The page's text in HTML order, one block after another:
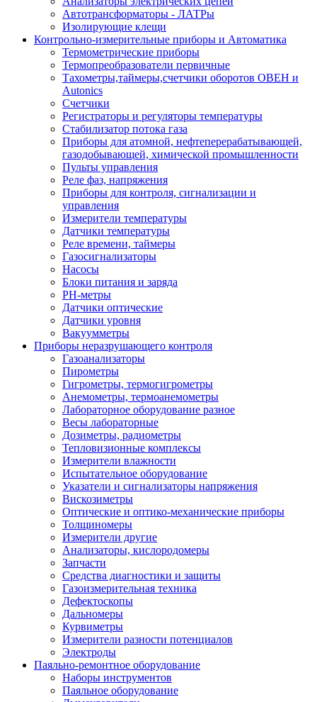
Автотрансформаторы - ЛАТРы
Изолирующие клещи
Контрольно-измерительные приборы и Автоматика
Термометрические приборы
Термопреобразователи первичные
Тахометры,таймеры,счетчики оборотов ОВЕН и
Autonics
Счетчики
Регистраторы и регуляторы температуры
Стабилизатор потока газа
Приборы для атомной, нефтеперерабатывающей,
газодобывающей, химической промышленности
Пульты управления
Реле фаз, напряжения
Приборы для контроля, сигнализации и
управления
Измерители температуры
Датчики температуры
Реле времени, таймеры
Газосигнализаторы
Насосы
Блоки питания и заряда
PH-метры
Датчики оптические
Датчики уровня
Вакуумметры
Приборы неразрушающего контроля
Газоанализаторы
Пирометры
Гигрометры, термогигрометры
Анемометры, термоанемометры
Лабораторное оборудование разное
Весы лабораторные
Дозиметры, радиометры
Тепловизионные комплексы
Измерители влажности
Испытательное оборудование
Указатели и сигнализаторы напряжения
Вискозиметры
Оптические и оптико-механические приборы
Толщиномеры
Измерители другие
Анализаторы, кислородомеры
Запчасти
Средства диагностики и защиты
Газоизмерительная техника
Дефектоскопы
Дальномеры
Курвиметры
Измерители разности потенциалов
Электроды
Паяльно-ремонтное оборудование
Наборы инструментов
Паяльное оборудование